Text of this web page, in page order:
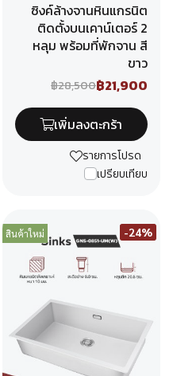
ซิงค์ล้างจานหินแกรนิต
ติดตั้งบนเคาน์เตอร์ 2
หลุม พร้อมที่พักจาน สี
ขาว
฿28,500฿21,900
เพิ่มลงตะกร้า
รายการโปรด
เปรียบเทียบ
สินค้าใหม่ -24%